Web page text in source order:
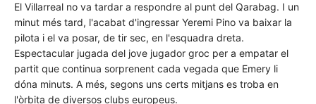
El Villarreal no va tardar a respondre al punt del Qarabag. I un
minut més tard, l'acabat d'ingressar Yeremi Pino va baixar la
pilota i el va posar, de tir sec, en l'esquadra dreta.
Espectacular jugada del jove jugador groc per a empatar el
partit que continua sorprenent cada vegada que Emery li
dóna minuts. A més, segons uns certs mitjans es troba en
l'òrbita de diversos clubs europeus.